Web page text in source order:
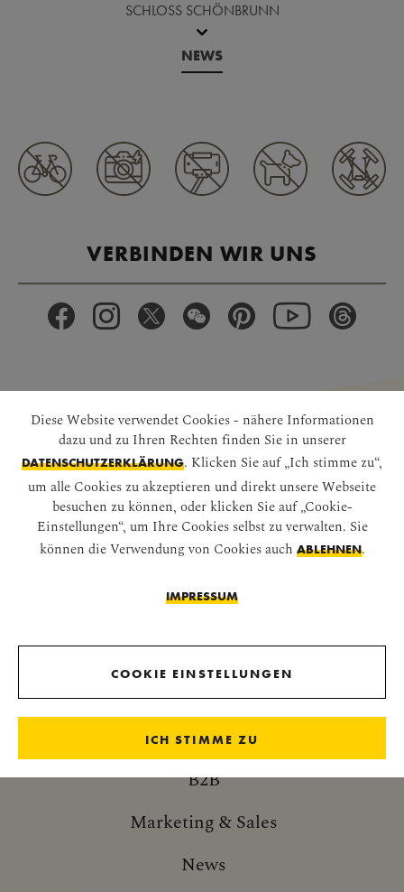
SCHLOSS SCHÖNBRUNN
NEWS
VERBINDEN WIR UNS
APP HERUNTERLADEN
NEWSLETTER
WEITERE INFORMATIONEN
B2B
Marketing & Sales
News
Diese Website verwendet Cookies - nähere Informationen
dazu und zu Ihren Rechten finden Sie in unserer
DATENSCHUTZERKLÄRUNG. Klicken Sie auf „Ich stimme zu“,
um alle Cookies zu akzeptieren und direkt unsere Webseite
besuchen zu können, oder klicken Sie auf „Cookie-
Einstellungen“, um Ihre Cookies selbst zu verwalten. Sie
können die Verwendung von Cookies auch ABLEHNEN.
IMPRESSUM
COOKIE EINSTELLUNGEN
ICH STIMME ZU